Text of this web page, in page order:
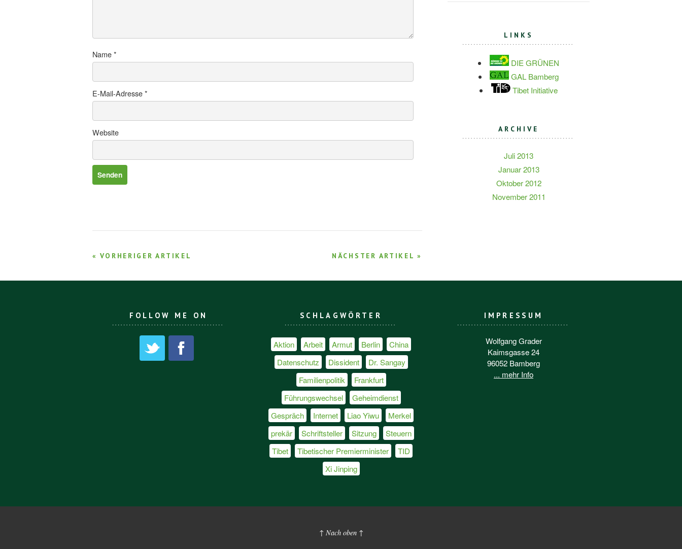
Name*
E-Mail-Adresse*
Website
NÄCHSTER ARTIKEL »
« VORHERIGER ARTIKEL
LINKS
DIE GRÜNEN
GAL Bamberg
Tibet Initiative
ARCHIVE
Juli 2013
Januar 2013
Oktober 2012
November 2011
FOLLOW ME ON SCHLAGWÖRTER
Aktion Arbeit Armut Berlin
China
Datenschutz
Dissident
Dr. Sangay
Familienpolitik
Frankfurt
Führungswechsel
Geheimdienst
Gespräch
Internet Liao Yiwu
Merkel
prekär
Schriftsteller Sitzung
Steuern
Tibet
Tibetischer Premierminister
TID
Xi Jinping
IMPRESSUM
Wolfgang Grader
Kaimsgasse 24
96052 Bamberg
... mehr Info
↑ Nach oben ↑